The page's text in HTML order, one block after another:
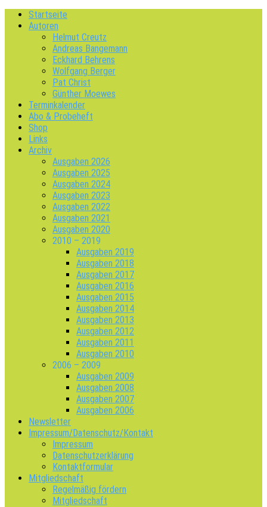
Startseite
Autoren
Helmut Creutz
Andreas Bangemann
Eckhard Behrens
Wolfgang Berger
Pat Christ
Günther Moewes
Terminkalender
Abo & Probeheft
Shop
Links
Archiv
Ausgaben 2026
Ausgaben 2025
Ausgaben 2024
Ausgaben 2023
Ausgaben 2022
Ausgaben 2021
Ausgaben 2020
2010 – 2019
Ausgaben 2019
Ausgaben 2018
Ausgaben 2017
Ausgaben 2016
Ausgaben 2015
Ausgaben 2014
Ausgaben 2013
Ausgaben 2012
Ausgaben 2011
Ausgaben 2010
2006 – 2009
Ausgaben 2009
Ausgaben 2008
Ausgaben 2007
Ausgaben 2006
Newsletter
Impressum/Datenschutz/Kontakt
Impressum
Datenschutzerklärung
Kontaktformular
Mitgliedschaft
Regelmäßig fördern
Mitgliedschaft